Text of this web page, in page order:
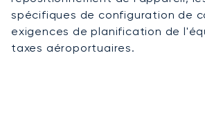
spécifiques de configuration de
exigences de planification de
taxes aéroportuaires.